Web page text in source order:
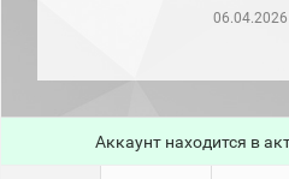
месяц)
Аккаунт находится в